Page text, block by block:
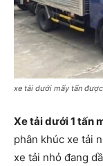
xe tải dưới mấy tấn
Xe tải dưới 1 tấn
phân khúc xe tải
xe tải nhỏ đang